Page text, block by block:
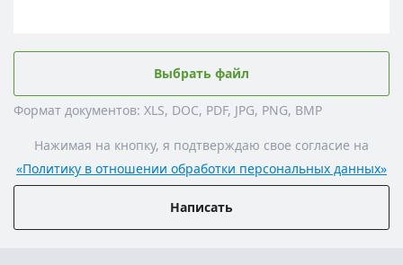
Выбрать файл
Формат документов: XLS, DOC, PDF, JPG, PNG, BMP
Нажимая на кнопку, я подтверждаю свое согласие на
«Политику в отношении обработки персональных данных»
Написать